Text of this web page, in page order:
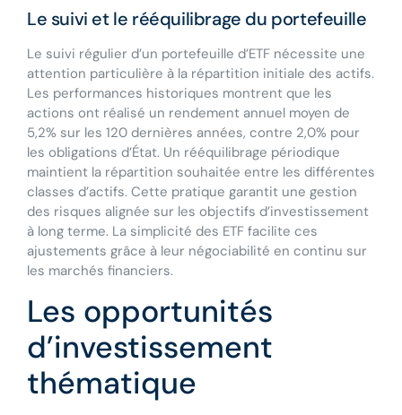
Le suivi et le rééquilibrage du portefeuille
Le suivi régulier d’un portefeuille d’ETF nécessite une
attention particulière à la répartition initiale des actifs.
Les performances historiques montrent que les
actions ont réalisé un rendement annuel moyen de
5,2% sur les 120 dernières années, contre 2,0% pour
les obligations d’État. Un rééquilibrage périodique
maintient la répartition souhaitée entre les différentes
classes d’actifs. Cette pratique garantit une gestion
des risques alignée sur les objectifs d’investissement
à long terme. La simplicité des ETF facilite ces
ajustements grâce à leur négociabilité en continu sur
les marchés financiers.
Les opportunités
d’investissement
thématique